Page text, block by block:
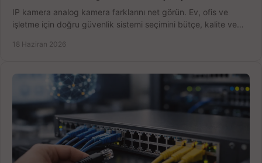
IP kamera analog kamera farklarını net görün. Ev, ofis ve
işletme için doğru güvenlik sistemi seçimini bütçe, kalite ve
18 Haziran 2026